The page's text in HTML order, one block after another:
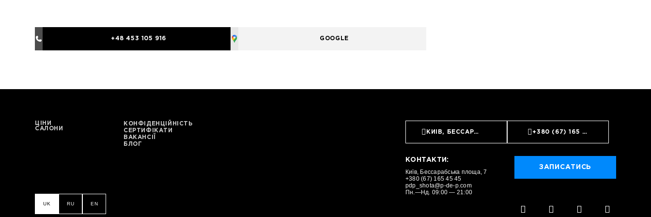
+48 453 105 916 GOOGLE
КИЇВ, БЕССАРАБСЬКА ПЛОЩА, 7 +380 (67) 165 45 45
КОНТАКТИ:
Київ, Бессарабська площа, 7
+380 (67) 165 45 45
pdp_shota@p-de-p.com
Пн.—Нд. 09:00 — 21:00
ЗАПИСАТИСЬ
ЦІНИ
САЛОНИ
КОНФІДЕНЦІЙНІСТЬ
СЕРТИФІКАТИ
ВАКАНСІЇ
БЛОГ
UK RU EN